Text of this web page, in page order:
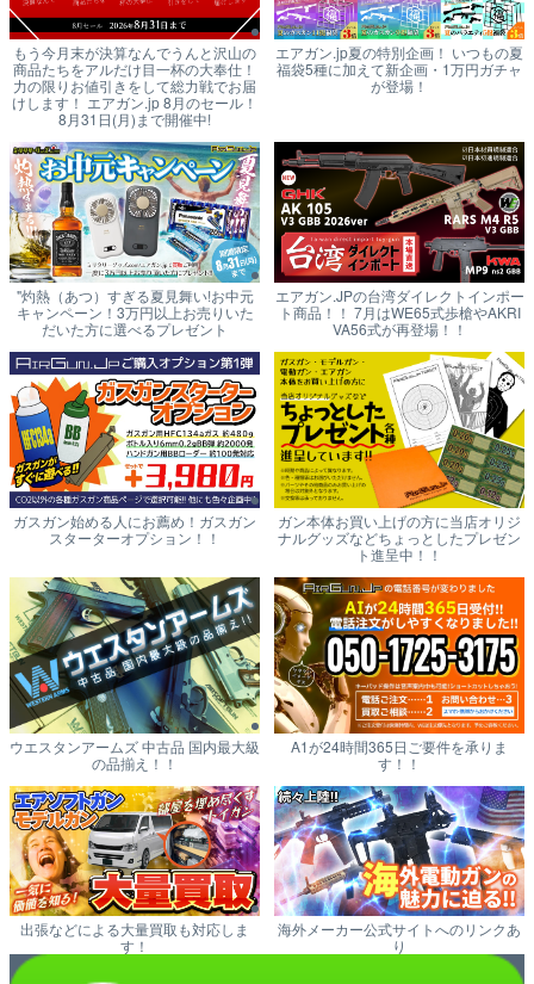
もう今月末が決算なんでうんと沢山の
商品たちをアルだけ目一杯の大奉仕！
力の限りお値引きをして総力戦でお届
けします！ エアガン.jp 8月のセール！
8月31日(月)まで開催中!
エアガン.jp夏の特別企画！ いつもの夏
福袋5種に加えて新企画・1万円ガチャ
が登場！
"灼熱（あつ）すぎる夏見舞い!お中元
キャンペーン！3万円以上お売りいた
だいた方に選べるプレゼント
エアガン.JPの台湾ダイレクトインポー
ト商品！！ 7月はWE65式歩槍やAKRI
VA56式が再登場！！
ガスガン始める人にお薦め！ガスガン
スターターオプション！！
ガン本体お買い上げの方に当店オリジ
ナルグッズなどちょっとしたプレゼン
ト進呈中！！
ウエスタンアームズ 中古品 国内最大級
の品揃え！！
A1が24時間365日ご要件を承りま
す！！
出張などによる大量買取も対応しま
す！
海外メーカー公式サイトへのリンクあ
り